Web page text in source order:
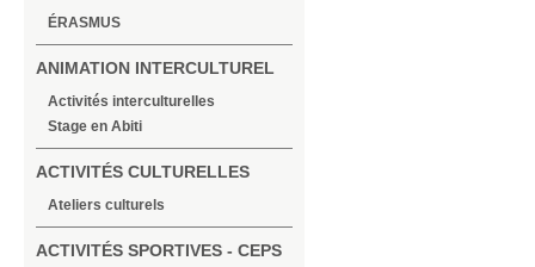
ÉRASMUS
ANIMATION INTERCULTUREL
Activités interculturelles
Stage en Abiti
ACTIVITÉS CULTURELLES
Ateliers culturels
ACTIVITÉS SPORTIVES - CEPS